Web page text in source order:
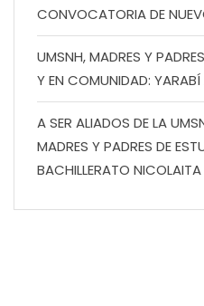
CONVOCATORIA DE
UMSNH, MADRES Y
Y EN COMUNIDAD:
A SER ALIADOS DE LA
MADRES Y PADRES DE
BACHILLERATO NICOLAITA